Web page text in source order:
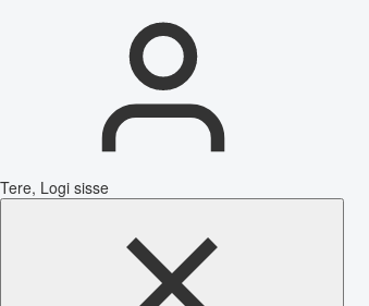
Tere, Logi sisse